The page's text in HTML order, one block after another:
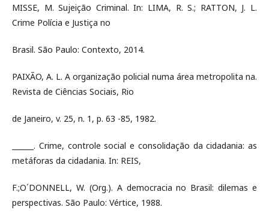
MISSE, M. Sujeição Criminal. In: LIMA, R. S.; RATTON, J. L.
Crime Polícia e Justiça no
Brasil. São Paulo: Contexto, 2014.
PAIXÃO, A. L. A organização policial numa área metropolita na.
Revista de Ciências Sociais, Rio
de Janeiro, v. 25, n. 1, p. 63 -85, 1982.
______. Crime, controle social e consolidação da cidadania: as
metáforas da cidadania. In: REIS,
F.;O´DONNELL, W. (Org.). A democracia no Brasil: dilemas e
perspectivas. São Paulo: Vértice, 1988.